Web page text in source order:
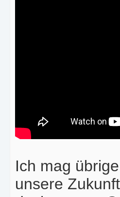
Ich mag
unsere